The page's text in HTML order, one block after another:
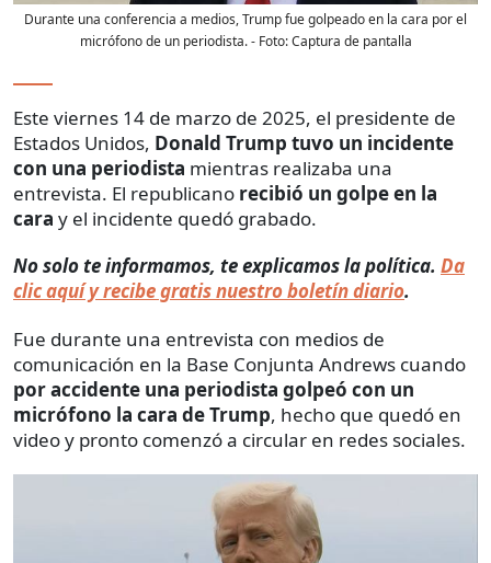
Durante una conferencia a medios, Trump fue golpeado en la cara por el
micrófono de un periodista.- Foto:Captura de pantalla
Este viernes 14 de marzo de 2025, el presidente de
Estados Unidos, Donald Trump tuvo un incidente
con una periodista mientras realizaba una
entrevista. El republicano recibió un golpe en la
cara y el incidente quedó grabado.
No solo te informamos, te explicamos la política. Da
clic aquí y recibe gratis nuestro boletín diario.
Fue durante una entrevista con medios de
comunicación en la Base Conjunta Andrews cuando
por accidente una periodista golpeó con un
micrófono la cara de Trump, hecho que quedó en
video y pronto comenzó a circular en redes sociales.